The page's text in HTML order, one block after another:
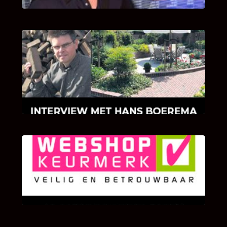
INTERVIEW MET HANS BOEREMA
Hoe Bricks and Stones ontstaan is en wat
Hans Boerema motiveert in de wereld van
klinkers en tegels!
KLANT BEOORDELINGEN
We zijn er zeer op gesteld om te weten wat u
als klant van ons en onze diensten vindt.